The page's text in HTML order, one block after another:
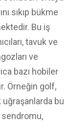
sıkıp bükme
Bu iş
tavuk ve
ve
bazı hobiler
Örneğin golf,
uğraşanlarda bu